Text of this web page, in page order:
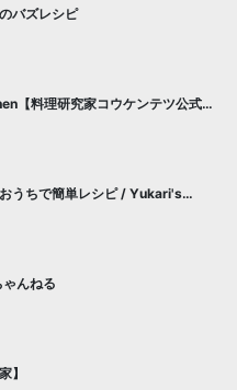
バズレシピ
【料理研究家コウケンテツ公式チ
うちで簡単レシピ / Yukari's
んねる
】